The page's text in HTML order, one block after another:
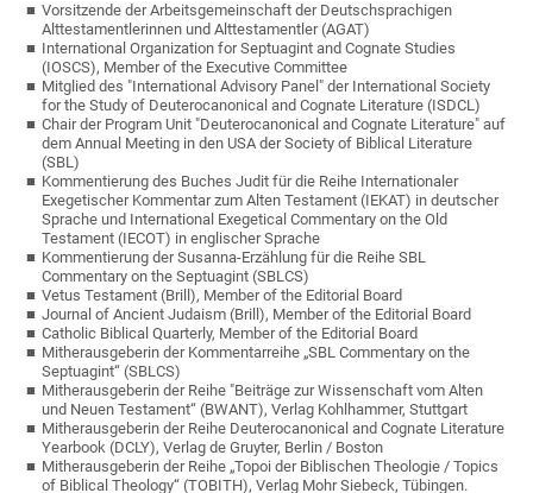
Vorsitzende der Arbeitsgemeinschaft der Deutschsprachigen
Alttestamentlerinnen und Alttestamentler (AGAT)
International Organization for Septuagint and Cognate Studies
(IOSCS), Member of the Executive Committee
Mitglied des "International Advisory Panel" der International Society
for the Study of Deuterocanonical and Cognate Literature (ISDCL)
Chair der Program Unit "Deuterocanonical and Cognate Literature" auf
dem Annual Meeting in den USA der Society of Biblical Literature
(SBL)
Kommentierung des Buches Judit für die Reihe Internationaler
Exegetischer Kommentar zum Alten Testament (IEKAT) in deutscher
Sprache und International Exegetical Commentary on the Old
Testament (IECOT) in englischer Sprache
Kommentierung der Susanna-Erzählung für die Reihe SBL
Commentary on the Septuagint (SBLCS)
Vetus Testament (Brill), Member of the Editorial Board
Journal of Ancient Judaism (Brill), Member of the Editorial Board
Catholic Biblical Quarterly, Member of the Editorial Board
Mitherausgeberin der Kommentarreihe „SBL Commentary on the
Septuagint“ (SBLCS)
Mitherausgeberin der Reihe "Beiträge zur Wissenschaft vom Alten
und Neuen Testament“ (BWANT), Verlag Kohlhammer, Stuttgart
Mitherausgeberin der Reihe Deuterocanonical and Cognate Literature
Yearbook (DCLY),Verlag de Gruyter, Berlin / Boston
Mitherausgeberin der Reihe „Topoi der Biblischen Theologie / Topics
of Biblical Theology“ (TOBITH), Verlag Mohr Siebeck, Tübingen.